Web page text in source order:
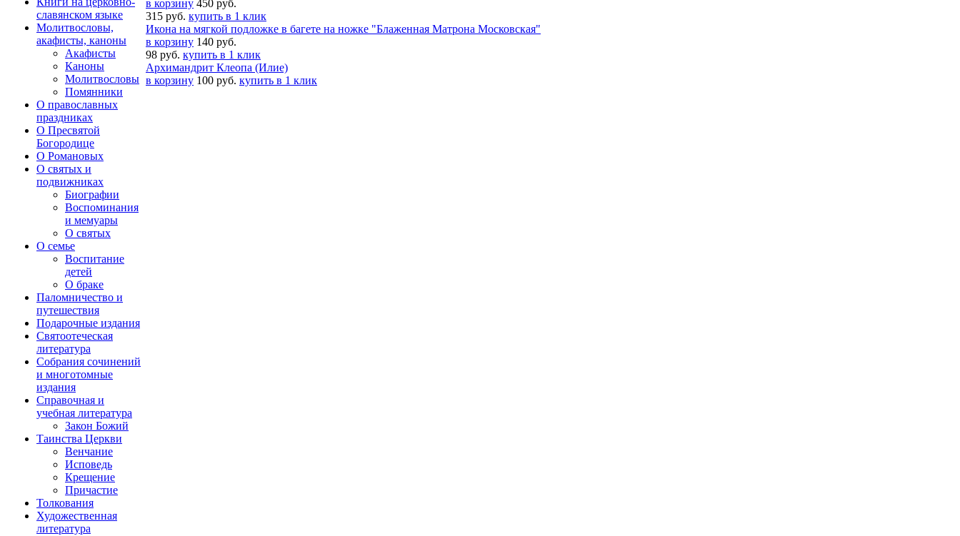
славянском языке
Молитвословы,
акафисты, каноны
Акафисты
Каноны
Молитвословы
Помянники
О православных
праздниках
О Пресвятой
Богородице
О Романовых
О святых и
подвижниках
Биографии
Воспоминания
и мемуары
О святых
О семье
Воспитание
детей
О браке
Паломничество и
путешествия
Подарочные издания
Святоотеческая
литература
Собрания сочинений
и многотомные
издания
Справочная и
учебная литература
Закон Божий
Таинства Церкви
Венчание
Исповедь
Крещение
Причастие
Толкования
Художественная
литература
в корзину 450 руб.
315 руб. купить в 1 клик
Икона на мягкой подложке в багете на ножке "Блаженная Матрона Московская"
в корзину 140 руб.
98 руб. купить в 1 клик
Архимандрит Клеопа (Илие)
в корзину 100 руб. купить в 1 клик